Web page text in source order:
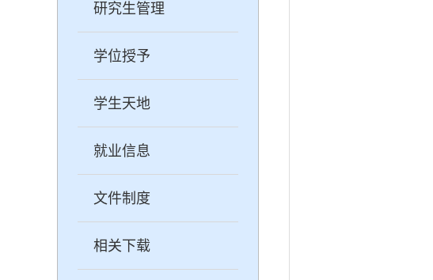
研究生管理
学位授予
学生天地
就业信息
文件制度
相关下载